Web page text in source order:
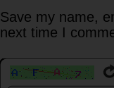
Save my name,
next time I